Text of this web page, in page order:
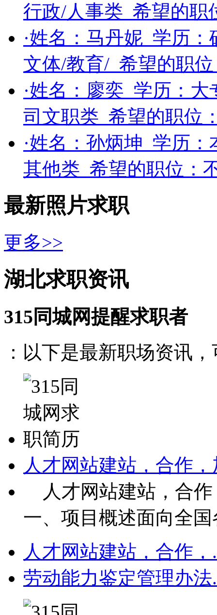
行政/人事类 希望的职
·姓名： 马丹妮 学历：
文体/教育/ 希望的职
·姓名： 廖奕 学历： 大
司文职类 希望的职位
·姓名： 孙炳坤 学历：
其他类 希望的职位：
最新照片求职
更多>>
湖北求职资讯
315同城网提醒求职者
：以下是最新职场资讯
人才网站建站，合作
人才网站建站，合作
一、项目概述面向全
人才网站建站，合作，
劳动能力鉴定管理办法